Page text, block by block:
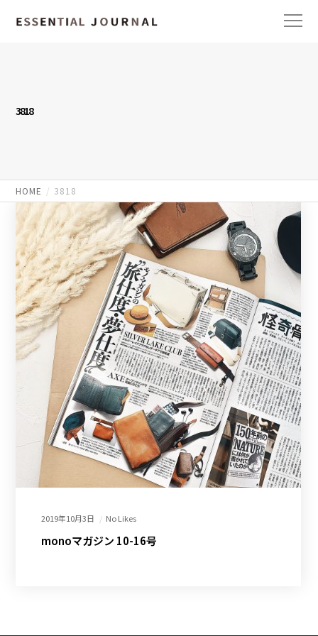
3818
HOME 3818
2019年10月3日 No Likes
monoマガジン 10-16号